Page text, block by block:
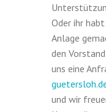
Oder ihr
Anlage
den
uns eine
und wir